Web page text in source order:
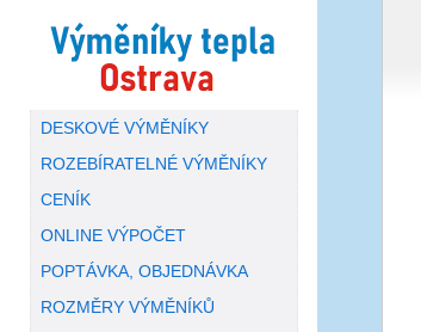
DESKOVÉ VÝMĚNÍKY
ROZEBÍRATELNÉ VÝMĚNÍKY
CENÍK
ONLINE VÝPOČET
POPTÁVKA, OBJEDNÁVKA
ROZMĚRY VÝMĚNÍKŮ